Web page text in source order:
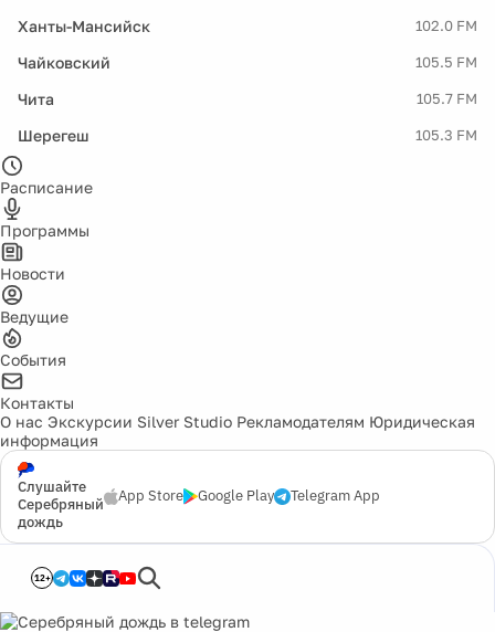
Ханты-Мансийск 102.0 FM
Чайковский 105.5 FM
Чита 105.7 FM
Шерегеш 105.3 FM
Расписание
Программы
Новости
Ведущие
События
Контакты
О нас Экскурсии Silver Studio Рекламодателям Юридическая
информация
Слушайте
Серебряный
дождь
App Store Google Play Telegram App
12+